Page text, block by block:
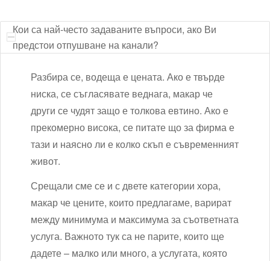
Кои са най-често задаваните въпроси, ако Ви
предстои отпушване на канали?
Разбира се, водеща е цената. Ако е твърде
ниска, се съгласявате веднага, макар че
други се чудят защо е толкова евтино. Ако е
прекомерно висока, се питате що за фирма е
тази и наясно ли е колко скъп е съвременният
живот.
Срещали сме се и с двете категории хора,
макар че цените, които предлагаме, варират
между минимума и максимума за съответната
услуга. Важното тук са не парите, които ще
дадете – малко или много, а услугата, която